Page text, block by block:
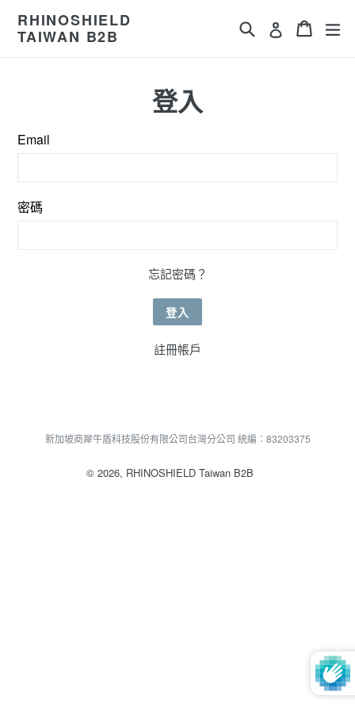
RHINOSHIELD
TAIWAN B2B
搜尋 登入 購物車
購物車
登入
Email
密碼
忘記密碼？
註冊帳戶
新加坡商犀牛盾科技股份有限公司台灣分公司 統編：83203375
© 2026, RHINOSHIELD Taiwan B2B